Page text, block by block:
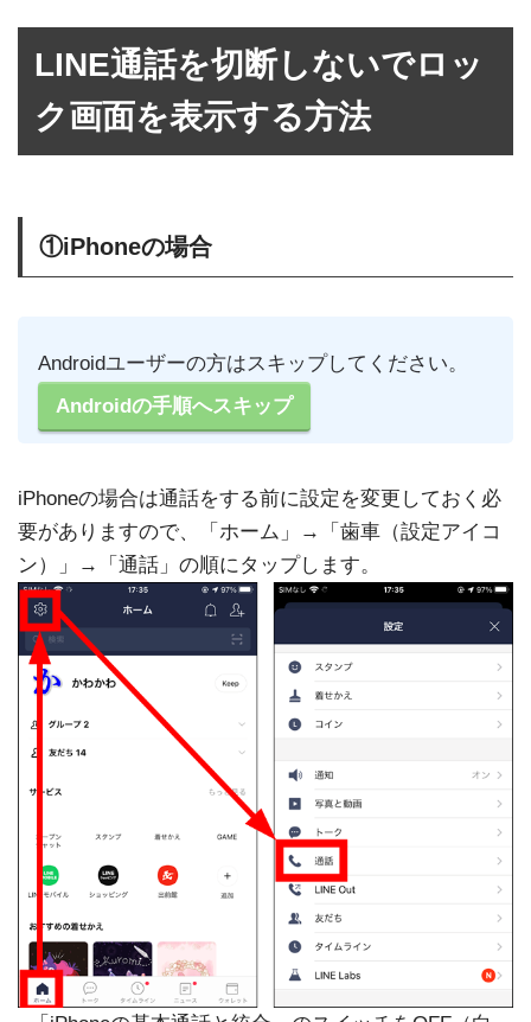
LINE通話を切断しないでロッ
ク画面を表示する方法
①iPhoneの場合
Androidユーザーの方はスキップしてください。
Androidの手順へスキップ
iPhoneの場合は通話をする前に設定を変更しておく必
要がありますので、「ホーム」→「歯車（設定アイコ
ン）」→「通話」の順にタップします。